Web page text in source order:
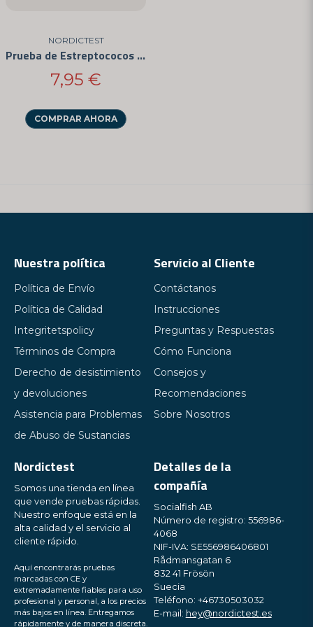
NORDICTEST
Prueba de Estreptococos en el Hogar
7,95 €
COMPRAR AHORA
Enviar pregunta
Nuestra política
Política de Envío
Política de Calidad
Integritetspolicy
Términos de Compra
Derecho de desistimiento
y devoluciones
Asistencia para Problemas
de Abuso de Sustancias
Servicio al Cliente
Contáctanos
Instrucciones
Preguntas y Respuestas
Cómo Funciona
Consejos y
Recomendaciones
Sobre Nosotros
Nordictest
Somos una tienda en línea
que vende pruebas rápidas.
Nuestro enfoque está en la
alta calidad y el servicio al
cliente rápido.
Aquí encontrarás pruebas
marcadas con CE y
extremadamente fiables para uso
profesional y personal, a los precios
más bajos en línea. Entregamos
rápidamente y de manera discreta.
Detalles de la
compañía
Socialfish AB
Número de registro: 556986-
4068
NIF-IVA: SE556986406801
Rådmansgatan 6
832 41 Frösön
Suecia
Teléfono: +46730503032
E-mail: hey@nordictest.es